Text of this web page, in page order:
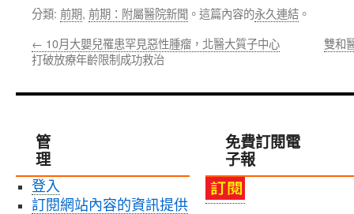
分類: 前期, 前期：附屬醫院新聞 。這篇內容的永久連結 。
← 10月大嬰兒罹患罕見惡性腫瘤，北醫大質子中心
打破放療年齡限制成功救治
雙和
管
理
登入
訂閱網站內容的資訊提供
免費訂閱電
子報